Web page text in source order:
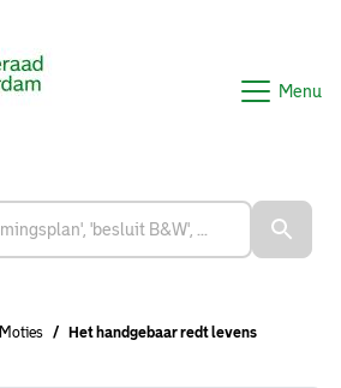
Menu
Moties Het handgebaar redt levens